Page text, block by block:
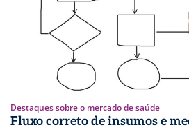
Destaques sobre o mercado de saúde
Fluxo correto de insumos e